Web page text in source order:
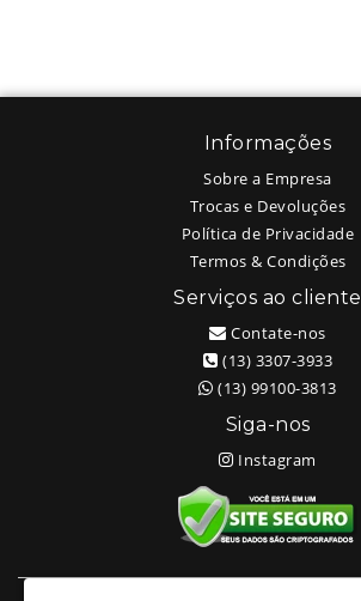
Informações
Sobre a Empresa
Trocas e Devoluções
Política de Privacidade
Termos & Condições
Serviços ao cliente
Contate-nos
(13) 3307-3933
(13) 99100-3813
Siga-nos
Instagram